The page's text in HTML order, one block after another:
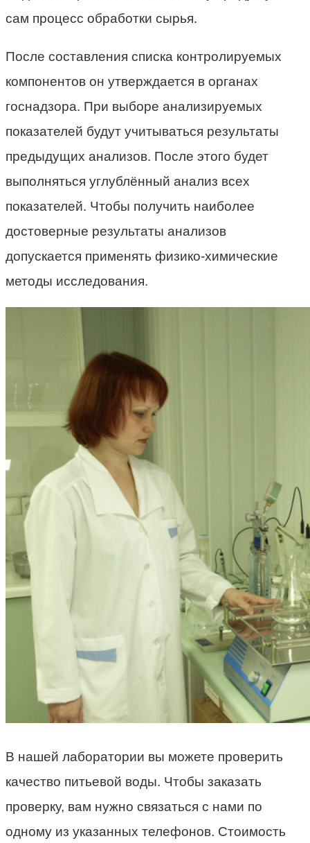
сам процесс обработки сырья.
После составления списка контролируемых
компонентов он утверждается в органах
госнадзора. При выборе анализируемых
показателей будут учитываться результаты
предыдущих анализов. После этого будет
выполняться углублённый анализ всех
показателей. Чтобы получить наиболее
достоверные результаты анализов
допускается применять физико-химические
методы исследования.
В нашей лаборатории вы можете проверить
качество питьевой воды. Чтобы заказать
проверку, вам нужно связаться с нами по
одному из указанных телефонов. Стоимость